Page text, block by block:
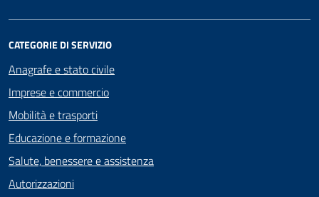
CATEGORIE DI SERVIZIO
Anagrafe e stato civile
Imprese e commercio
Mobilità e trasporti
Educazione e formazione
Salute, benessere e assistenza
Autorizzazioni